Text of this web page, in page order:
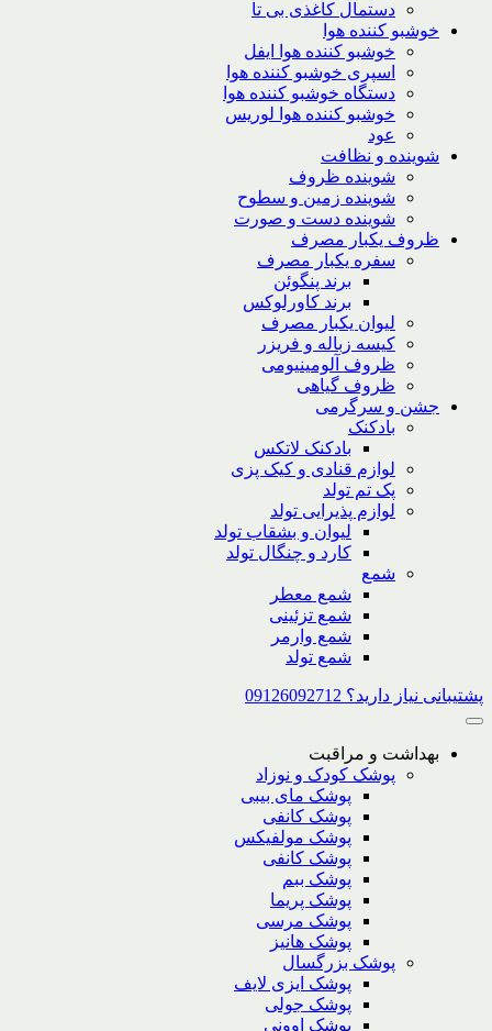
دستمال کاغذی بی تا
خوشبو کننده هوا
خوشبو کننده هوا ایفل
اسپری خوشبو کننده هوا
دستگاه خوشبو کننده هوا
خوشبو کننده هوا لوریس
عود
شوینده و نظافت
شوینده ظروف
شوینده زمین و سطوح
شوینده دست و صورت
ظروف یکبار مصرف
سفره یکبار مصرف
برند پنگوئن
برند کاورلوکس
لیوان یکبار مصرف
کیسه زباله و فریزر
ظروف آلومینیومی
ظروف گیاهی
جشن و سرگرمی
بادکنک
بادکنک لاتکس
لوازم قنادی و کیک پزی
پک تم تولد
لوازم پذیرایی تولد
لیوان و بشقاب تولد
کارد و چنگال تولد
شمع
شمع معطر
شمع تزئینی
شمع وارمر
شمع تولد
پشتیبانی نیاز دارید؟ 09126092712
بهداشت و مراقبت
پوشک کودک و نوزاد
پوشک مای بیبی
پوشک کانفی
پوشک مولفیکس
پوشک کانفی
پوشک ببم
پوشک پریما
پوشک مرسی
پوشک هانیز
پوشک بزرگسال
پوشک ایزی لایف
پوشک جولی
پوشک اوونی